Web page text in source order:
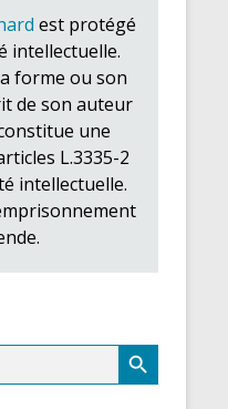
est protégé
intellectuelle.
forme ou son
de son auteur
une
L.3335-2
intellectuelle.
Search Button